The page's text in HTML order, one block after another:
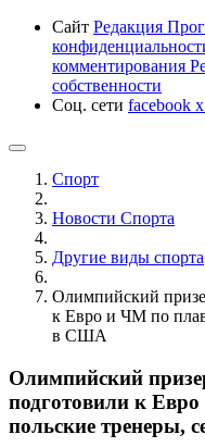
Сайт Редакция
комментирования
собственности
Соц. сети facebook x
Спорт
Новости Cпорта
Другие виды спорта
Олимпийский
к Евро и ЧМ по
в США
Олимпийский
подготовили к
польские тренеры,